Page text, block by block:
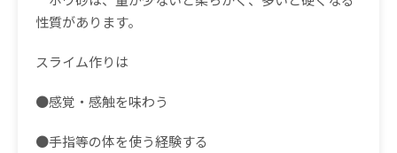
性質があります。
スライム作りは
●感覚・感触を味わう
●手指等の体を使う経験する